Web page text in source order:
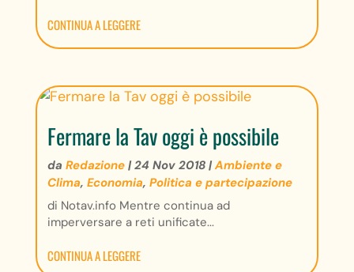
CONTINUA A LEGGERE
Fermare la Tav oggi è possibile
da Redazione|24 Nov 2018|Ambiente e
Clima, Economia, Politica e partecipazione
di Notav.info Mentre continua ad
imperversare a reti unificate...
CONTINUA A LEGGERE